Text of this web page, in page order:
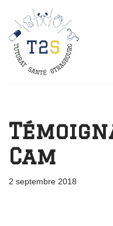
Aller
au
contenu
Cam
2 septembre 2018